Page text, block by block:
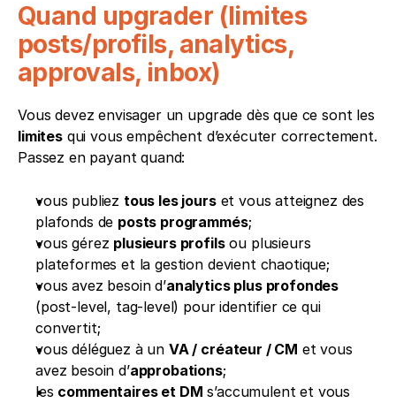
Quand upgrader (limites
posts/profils, analytics,
approvals, inbox)
limites qui vous empêchent d’exécuter correctement.
Passez en payant quand:
vous publiez tous les jours et vous atteignez des
plafonds de posts programmés;
vous gérez plusieurs profils ou plusieurs
plateformes et la gestion devient chaotique;
vous avez besoin d’analytics plus profondes
(post-level, tag-level) pour identifier ce qui
convertit;
vous déléguez à un VA / créateur / CM et vous
avez besoin d’approbations;
les commentaires et DM s’accumulent et vous